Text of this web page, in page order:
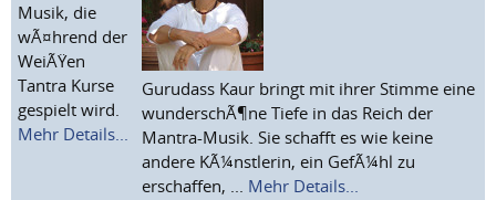
Musik, die
wÃ¤hrend der
WeiÃŸen
Tantra Kurse
gespielt wird.
Mehr Details...
Gurudass Kaur bringt mit ihrer Stimme eine
wunderschÃ¶ne Tiefe in das Reich der
Mantra-Musik. Sie schafft es wie keine
andere KÃ¼nstlerin, ein GefÃ¼hl zu
erschaffen, ... Mehr Details...